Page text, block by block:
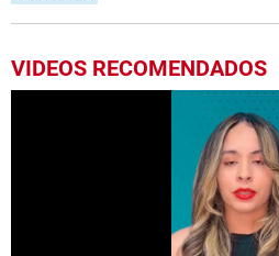
VIDEOS RECOMENDADOS